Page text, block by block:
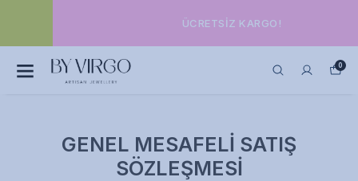
ÜCRETSIZ KARGO!
0
GENEL MESAFELİ SATIŞ
SÖZLEŞMESİ